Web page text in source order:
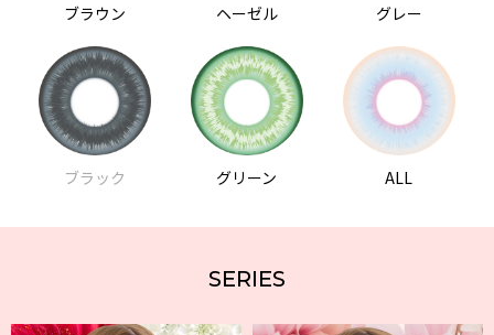
ブラウン ヘーゼル グレー
ブラック グリーン ALL
SERIES